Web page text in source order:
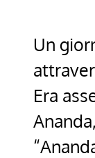
Un
Era